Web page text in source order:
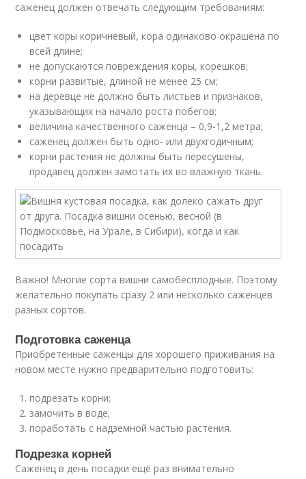
саженец должен отвечать следующим требованиям:
цвет коры коричневый, кора одинаково окрашена по
всей длине;
не допускаются повреждения коры, корешков;
корни развитые, длиной не менее 25 см;
на деревце не должно быть листьев и признаков,
указывающих на начало роста побегов;
величина качественного саженца – 0,9-1,2 метра;
саженец должен быть одно- или двухгодичным;
корни растения не должны быть пересушены,
продавец должен замотать их во влажную ткань.
Важно! Многие сорта вишни самобесплодные. Поэтому
желательно покупать сразу 2 или несколько саженцев
разных сортов.
Подготовка саженца
Приобретенные саженцы для хорошего приживания на
новом месте нужно предварительно подготовить:
подрезать корни;
замочить в воде;
поработать с надземной частью растения.
Подрезка корней
Саженец в день посадки ещё раз внимательно